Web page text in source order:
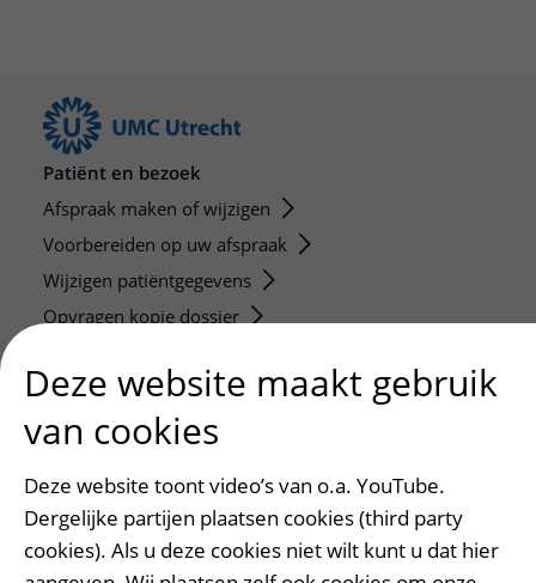
Patiënt en bezoek
Afspraak maken of wijzigen
Voorbereiden op uw afspraak
Wijzigen patiëntgegevens
Opvragen kopie dossier
Onderwijs en onderzoek
Onze opleidingen
De Nieuwe Utrechtse School
Stage en opleidingsplaatsen
Research
Deze website maakt gebruik
van cookies
Deze website toont video’s van o.a. YouTube.
Dergelijke partijen plaatsen cookies (third party
cookies). Als u deze cookies niet wilt kunt u dat hier